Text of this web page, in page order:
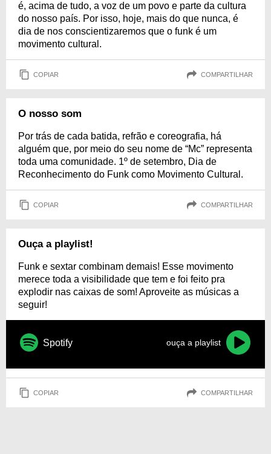
é, acima de tudo, a voz de um povo e parte da cultura
do nosso país. Por isso, hoje, mais do que nunca, é
dia de nos conscientizaremos que o funk é um
movimento cultural.
COPIAR COMPARTILHAR
O nosso som
Por trás de cada batida, refrão e coreografia, há
alguém que, por meio do seu nome de “Mc” representa
toda uma comunidade. 1º de setembro, Dia de
Reconhecimento do Funk como Movimento Cultural.
COPIAR COMPARTILHAR
Ouça a playlist!
Funk e sextar combinam demais! Esse movimento
merece toda a visibilidade que tem e foi feito pra
explodir nas caixas de som! Aproveite as músicas a
seguir!
Spotify ouça a playlist
COPIAR COMPARTILHAR